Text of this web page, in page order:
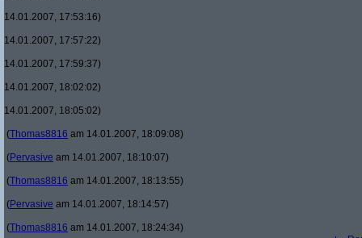
14.01.2007, 17:53:16)
14.01.2007, 17:57:22)
14.01.2007, 17:59:37)
14.01.2007, 18:02:02)
14.01.2007, 18:05:02)
(Thomas8816 am 14.01.2007, 18:09:08)
(Pervasive am 14.01.2007, 18:10:07)
(Thomas8816 am 14.01.2007, 18:13:55)
(Pervasive am 14.01.2007, 18:14:57)
(Thomas8816 am 14.01.2007, 18:24:34)